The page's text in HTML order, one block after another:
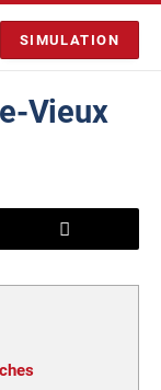
SIMULATION
Vieux